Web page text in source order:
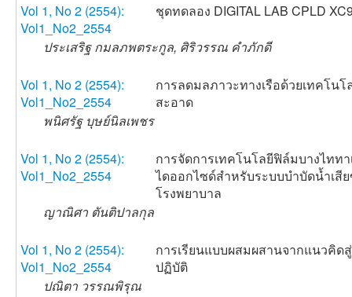
Vol 1, No 2 (2554):
Vol1_No2_2554
ชุดทดลอง DIGITAL LAB CPLD
ประเสริฐ กมลภพตระกูล, ศิริวรรณ คำภักดี
Vol 1, No 2 (2554):
Vol1_No2_2554
การลดมลภาวะทางเรือด้วยเทคโนโ
สะอาด
พนิศรัฐ บุษย์นิลเพชร
Vol 1, No 2 (2554):
Vol1_No2_2554
การจัดการเทคโนโลยีฟิล์มบางไทท
ไดออกไซด์สำหรับระบบบำบัดน้ำเสี
โรงพยาบาล
ญาณิศา ตันติปาลกุล
Vol 1, No 2 (2554):
Vol1_No2_2554
การเรียนแบบผสมผสานจากแนวคิด
ปฏิบัติ
ปณิตา วรรณพิรุณ